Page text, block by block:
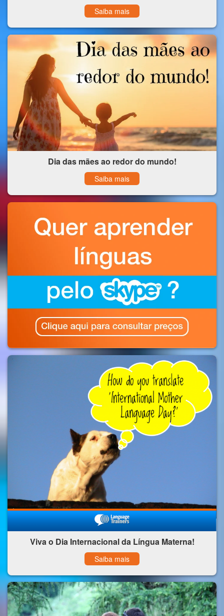
Saiba mais
Dia das mães ao redor do mundo!
Saiba mais
Viva o Dia Internacional da Língua Materna!
Saiba mais